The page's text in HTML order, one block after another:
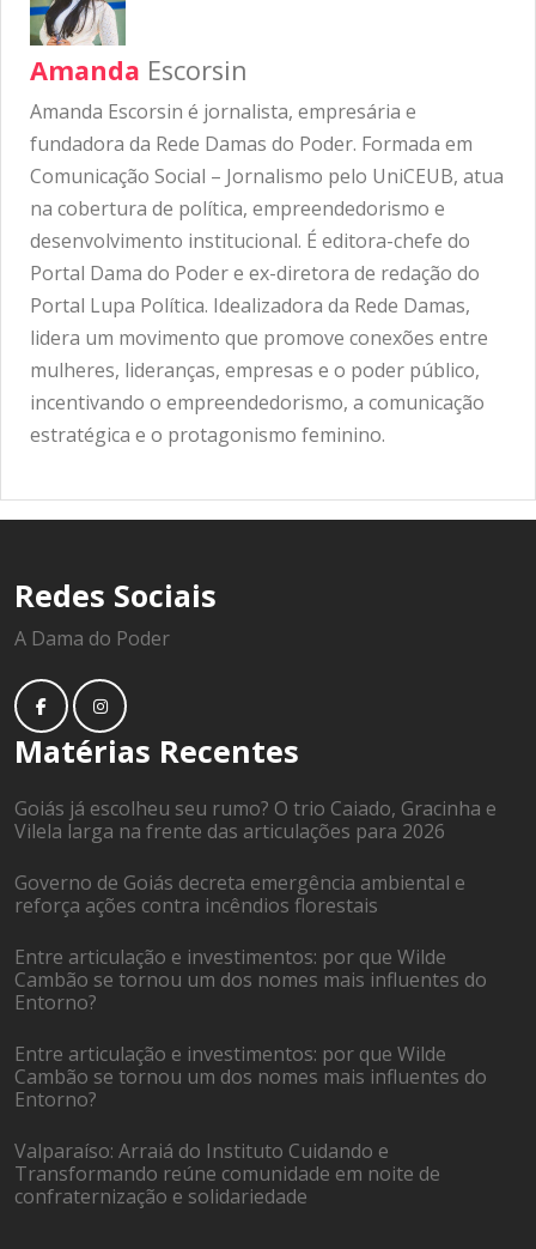
Amanda Escorsin
Amanda Escorsin é jornalista, empresária e
fundadora da Rede Damas do Poder. Formada em
Comunicação Social – Jornalismo pelo UniCEUB, atua
na cobertura de política, empreendedorismo e
desenvolvimento institucional. É editora-chefe do
Portal Dama do Poder e ex-diretora de redação do
Portal Lupa Política. Idealizadora da Rede Damas,
lidera um movimento que promove conexões entre
mulheres, lideranças, empresas e o poder público,
incentivando o empreendedorismo, a comunicação
estratégica e o protagonismo feminino.
Redes Sociais
A Dama do Poder
Matérias Recentes
Goiás já escolheu seu rumo? O trio Caiado, Gracinha e
Vilela larga na frente das articulações para 2026
Governo de Goiás decreta emergência ambiental e
reforça ações contra incêndios florestais
Entre articulação e investimentos: por que Wilde
Cambão se tornou um dos nomes mais influentes do
Entorno?
Entre articulação e investimentos: por que Wilde
Cambão se tornou um dos nomes mais influentes do
Entorno?
Valparaíso: Arraiá do Instituto Cuidando e
Transformando reúne comunidade em noite de
confraternização e solidariedade